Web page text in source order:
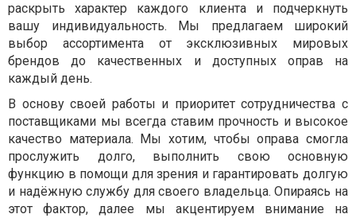
раскрыть характер каждого клиента и подчеркнуть
вашу индивидуальность. Мы предлагаем широкий
выбор ассортимента от эксклюзивных мировых
брендов до качественных и доступных оправ на
каждый день.
В основу своей работы и приоритет сотрудничества с
поставщиками мы всегда ставим прочность и высокое
качество материала. Мы хотим, чтобы оправа смогла
прослужить долго, выполнить свою основную
функцию в помощи для зрения и гарантировать долгую
и надёжную службу для своего владельца. Опираясь на
этот фактор, далее мы акцентируем внимание на